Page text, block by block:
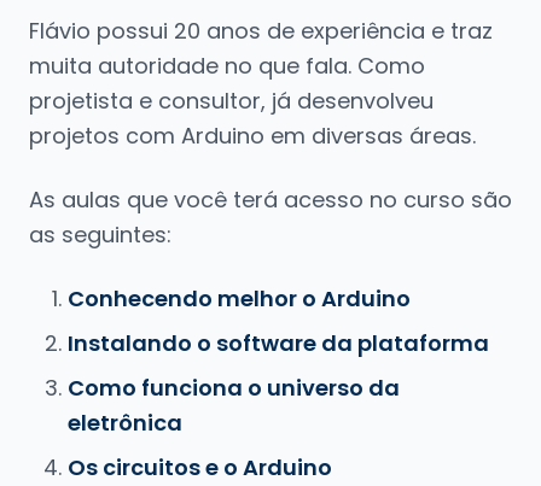
Flávio possui 20 anos de experiência e traz
muita autoridade no que fala. Como
projetista e consultor, já desenvolveu
projetos com Arduino em diversas áreas.
As aulas que você terá acesso no curso são
as seguintes:
Conhecendo melhor o Arduino
Instalando o software da plataforma
Como funciona o universo da
eletrônica
Os circuitos e o Arduino